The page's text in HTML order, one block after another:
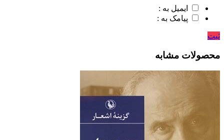
ایمیل به :
پیامک به :
ثبت
محصولات مشابه